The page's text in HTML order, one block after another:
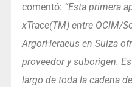
comentó: “Esta primera
xTrace(TM) entre OCIM/
ArgorHeraeus en Suiza
proveedor y suborigen.
largo de toda la cadena